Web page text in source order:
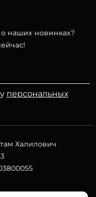
наших новинках?
персональных
Халилович